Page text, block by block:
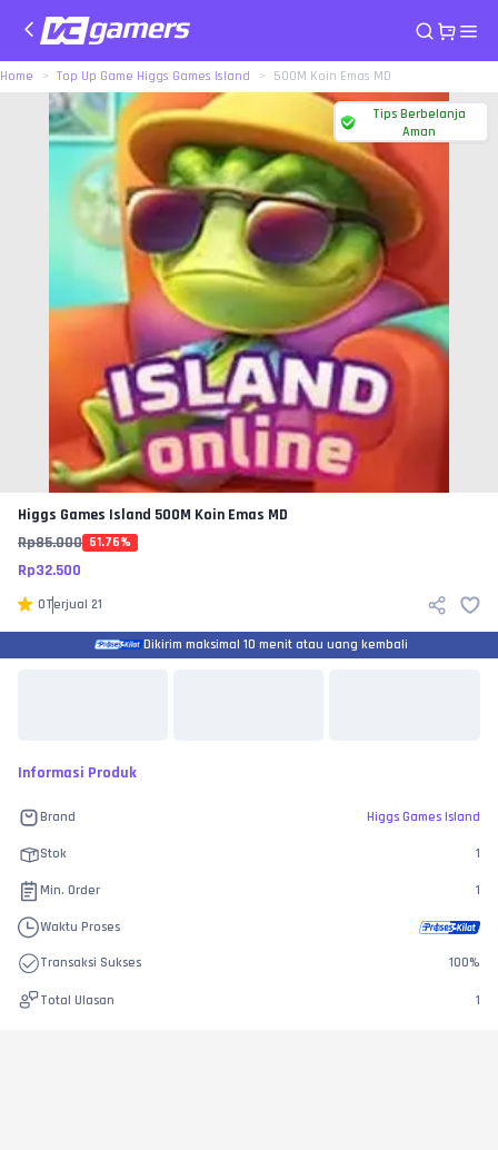
Home Top Up Game Higgs Games Island 500M Koin Emas MD
Tips Berbelanja
Aman
Higgs Games Island 500M Koin Emas MD
Rp85.000 61.76%
Rp32.500
0Terjual 21
Dikirim maksimal 10 menit atau uang kembali
Informasi Produk
Brand Higgs Games Island
Stok 1
Min. Order 1
Waktu Proses
Transaksi Sukses 100%
Total Ulasan 1